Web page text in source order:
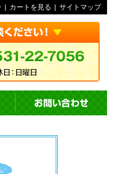
| カートを見る | サイトマップ